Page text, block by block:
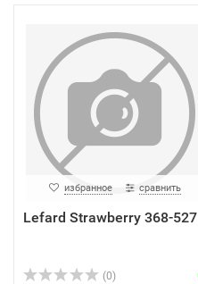
избранное сравнить
Lefard Strawberry 368-527
(0)